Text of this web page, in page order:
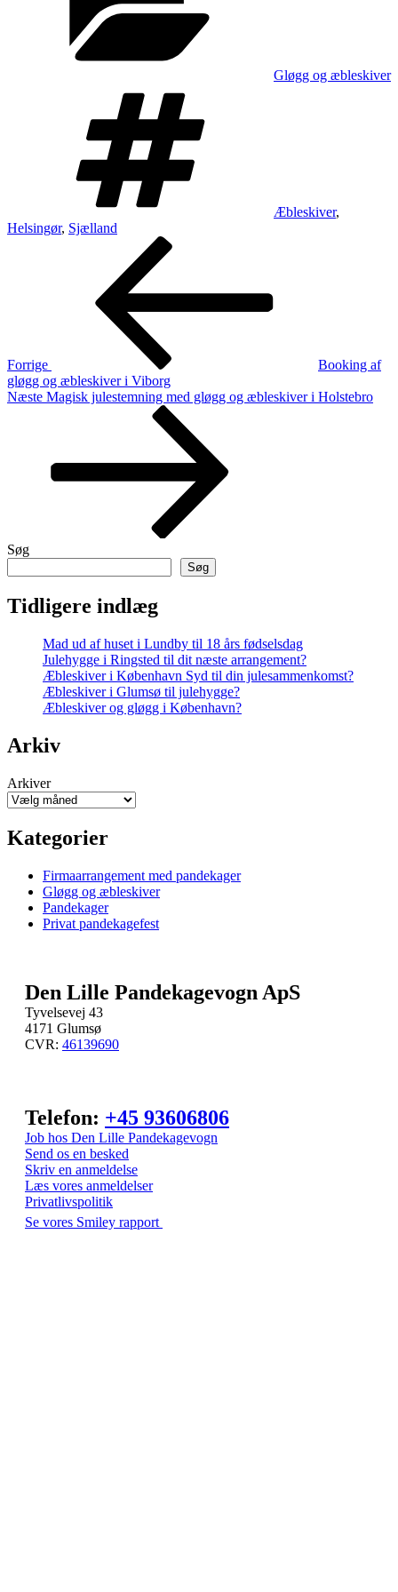
Gløgg og æbleskiver
Æbleskiver,
Helsingør, Sjælland
Indlægsnavigation
Forrige
Booking af
gløgg og æbleskiver i Viborg
Næste
Næste Magisk julestemning med gløgg og æbleskiver i Holstebro
Søg
Søg
Tidligere indlæg
Mad ud af huset i Lundby til 18 års fødselsdag
Julehygge i Ringsted til dit næste arrangement?
Æbleskiver i København Syd til din julesammenkomst?
Æbleskiver i Glumsø til julehygge?
Æbleskiver og gløgg i København?
Arkiv
Arkiver
Kategorier
Firmaarrangement med pandekager
Gløgg og æbleskiver
Pandekager
Privat pandekagefest
Den Lille Pandekagevogn ApS
Tyvelsevej 43
4171 Glumsø
CVR: 46139690
Telefon: +45 93606806
Job hos Den Lille Pandekagevogn
Send os en besked
Skriv en anmeldelse
Læs vores anmeldelser
Privatlivspolitik
Se vores Smiley rapport